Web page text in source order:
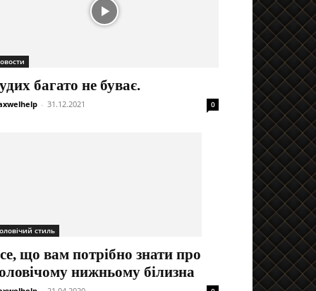
багато не буває.
- 31.12.2021 0
стиль
що вам потрібно знати про
нижньому білизна